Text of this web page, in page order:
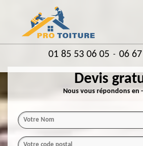
01 85 53 06 05 - 06
Devis
Nous vous répondons en